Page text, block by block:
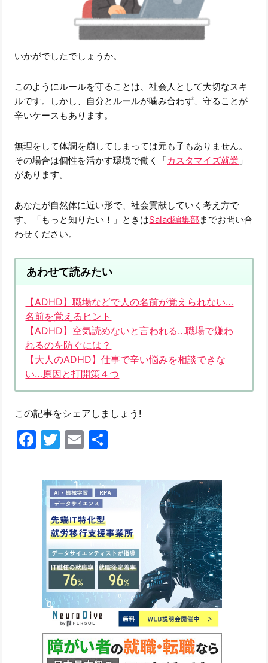
いかがでしたでしょうか。
このようにルールを守ることは、社会人として大切なスキ
ルです。しかし、自分とルールが噛み合わず、守ることが
辛いケースもあります。
無理をして体調を崩してしまっては元も子もありません。
その場合は個性を活かす環境で働く「カスタマイズ就業 」
があります。
あなたが自然体に近い形で、社会貢献していく考え方で
す。「もっと知りたい！」ときはSalad編集部 までお問い合
わせください。
あわせて読みたい
【ADHD】職場などで人の名前が覚えられない…
名前を覚えるヒント
【ADHD】空気読めないと言われる…職場で嫌わ
れるのを防ぐには？
【大人のADHD】仕事で辛い悩みを相談できな
い…原因と打開策４つ
この記事をシェアしましょう!
Facebook
Twitter
Email